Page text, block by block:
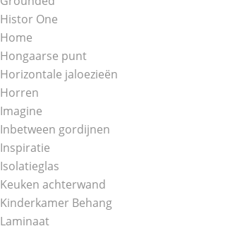
Histor One
Home
Hongaarse punt
Horizontale jaloezieën
Horren
Imagine
Inbetween gordijnen
Inspiratie
Isolatieglas
Keuken achterwand
Kinderkamer Behang
Laminaat